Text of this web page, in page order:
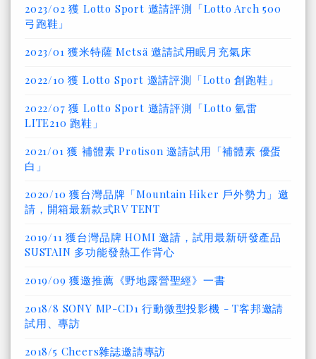
2023/02 獲 Lotto Sport 邀請評測「Lotto Arch 500
弓跑鞋」
2023/01 獲米特薩 Metsä 邀請試用眠月充氣床
2022/10 獲 Lotto Sport 邀請評測「Lotto 創跑鞋」
2022/07 獲 Lotto Sport 邀請評測「Lotto 氫雷
LITE210 跑鞋」
2021/01 獲 補體素 Protison 邀請試用「補體素 優蛋
白」
2020/10 獲台灣品牌「Mountain Hiker 戶外勢力」邀
請，開箱最新款式RV TENT
2019/11 獲台灣品牌 HOMI 邀請，試用最新研發產品
SUSTAIN 多功能發熱工作背心
2019/09 獲邀推薦《野地露營聖經》一書
2018/8 SONY MP-CD1 行動微型投影機 - T客邦邀請
試用、專訪
2018/5 Cheers雜誌邀請專訪